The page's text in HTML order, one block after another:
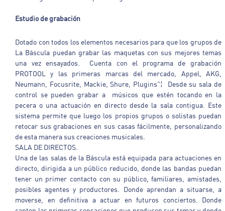
Estudio de grabación
Dotado con todos los elementos necesarios para que los grupos de
La Báscula puedan grabar las maquetas con sus mejores temas
una vez ensayados. Cuenta con el programa de grabación
PROTOOL y las primeras marcas del mercado, Appel, AKG,
Neumann, Focusrite, Mackie, Shure, Plugins"¦ Desde su sala de
control se pueden grabar a músicos que estén tocando en la
pecera o una actuación en directo desde la sala contigua. Este
sistema permite que luego los propios grupos o solistas puedan
retocar sus grabaciones en sus casas fácilmente, personalizando
de esta manera sus creaciones musicales.
SALA DE DIRECTOS.
Una de las salas de la Báscula está equipada para actuaciones en
directo, dirigida a un público reducido, donde las bandas puedan
tener un primer contacto con su público, familiares, amistades,
posibles agentes y productores. Donde aprendan a situarse, a
moverse, en definitiva a actuar en futuros conciertos. Donde